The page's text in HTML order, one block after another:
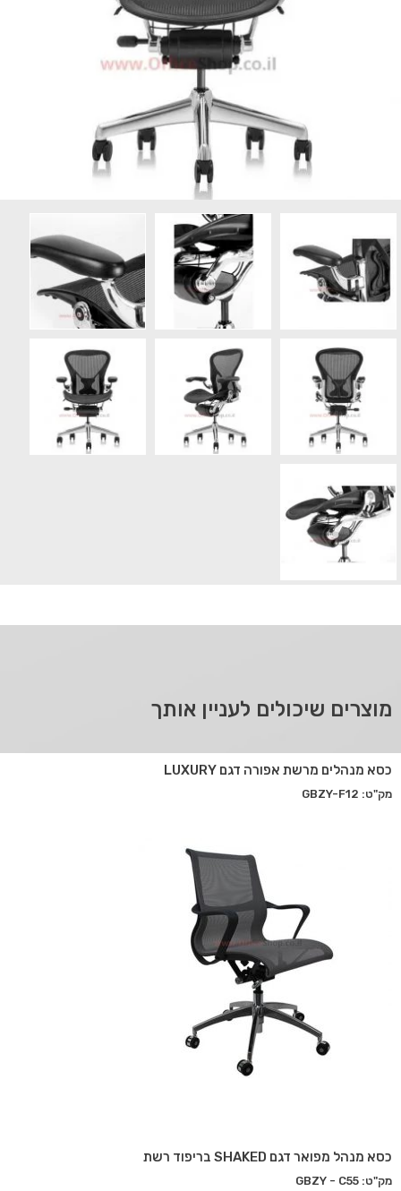
מוצרים שיכולים לעניין אותך
כסא מנהלים מרשת אפורה דגם LUXURY
מק"ט: GBZY-F12
כסא מנהל מפואר דגם SHAKED בריפוד רשת
מק"ט: GBZY - C55